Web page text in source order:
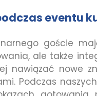
eventu
goście
ale także
nawiązać nowe
Podczas